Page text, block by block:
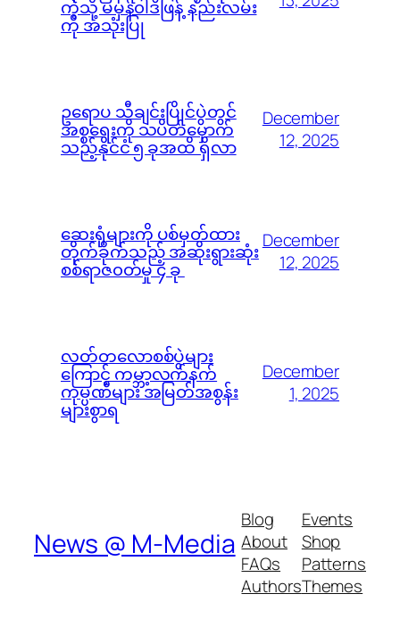
ကဲ့သို့ မမှန်၀ါဒဖြန့် နည်းလမ်း
ကို အသုံးပြု
ဥရောပ သီချင်းပြိုင်ပွဲတွင်
အစ္စရေးကို သပိတ်မှောက်
သည့်နိုင်ငံ ၅ ခုအထိ ရှိလာ
December
12, 2025
ဆေးရုံများကို ပစ်မှတ်ထား
တိုက်ခိုက်သည့် အဆိုးရွားဆုံး
စစ်ရာဇ၀တ်မှု ၄ ခု
December
12, 2025
လတ်တလောစစ်ပွဲများ
ကြောင့် ကမ္ဘာ့လက်နက်
ကုမ္ပဏီများ အမြတ်အစွန်း
များစွာရ
December
1, 2025
News @ M-Media
Blog
About
FAQs
Authors
Events
Shop
Patterns
Themes